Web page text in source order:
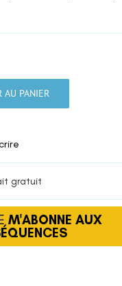
composés
AU PANIER
gratuit
M'ABONNE AUX